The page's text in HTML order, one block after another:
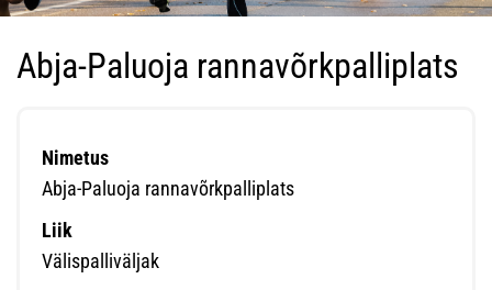
Abja-Paluoja rannavõrkpalliplats
Nimetus
Abja-Paluoja rannavõrkpalliplats
Liik
Välispalliväljak